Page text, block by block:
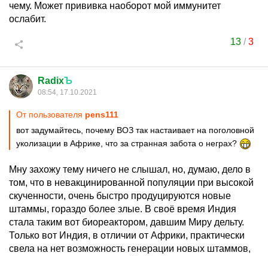
чему. Может прививка наоборот мой иммунитет
ослабит.
13 /3
RadixЪ
08:54, 17.10.2021
От пользователя pens111
вот задумайтесь, почему ВОЗ так настаивает на поголовной
уколизации в Африке, что за странная забота о неграх?
Мну захожу тему ничего не слышал, но, думаю, дело в
том, что в невакцинированной популяции при высокой
скученности, очень быстро продуцируются новые
штаммы, гораздо более злые. В своё время Индия
стала таким вот биореактором, давшим Миру дельту.
Только вот Индия, в отличии от Африки, практически
свела на нет возможность генерации новых штаммов,